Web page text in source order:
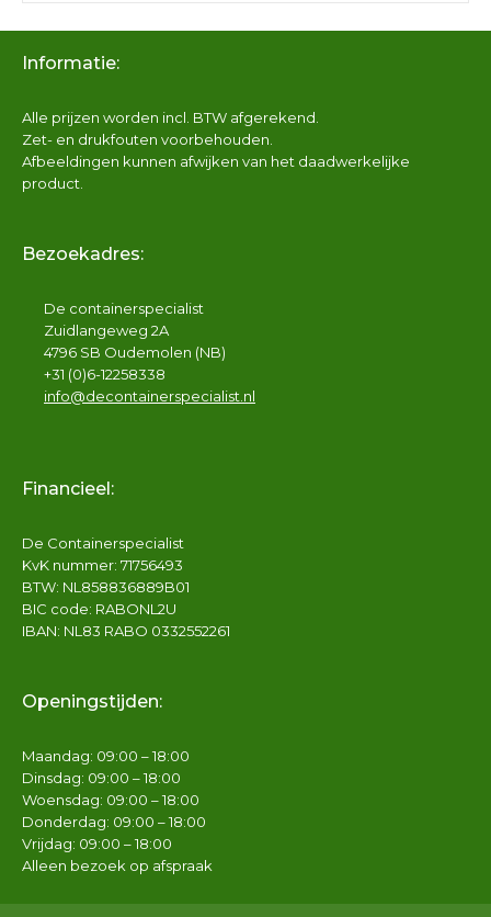
Informatie:
Alle prijzen worden incl. BTW afgerekend.
Zet- en drukfouten voorbehouden.
Afbeeldingen kunnen afwijken van het daadwerkelijke
product.
Bezoekadres:
De containerspecialist
Zuidlangeweg 2A
4796 SB Oudemolen (NB)
+31 (0)6-12258338
info@decontainerspecialist.nl
Financieel:
De Containerspecialist
KvK nummer: 71756493
BTW: NL858836889B01
BIC code: RABONL2U
IBAN: NL83 RABO 0332552261
Openingstijden:
Maandag: 09:00 – 18:00
Dinsdag: 09:00 – 18:00
Woensdag: 09:00 – 18:00
Donderdag: 09:00 – 18:00
Vrijdag: 09:00 – 18:00
Alleen bezoek op afspraak